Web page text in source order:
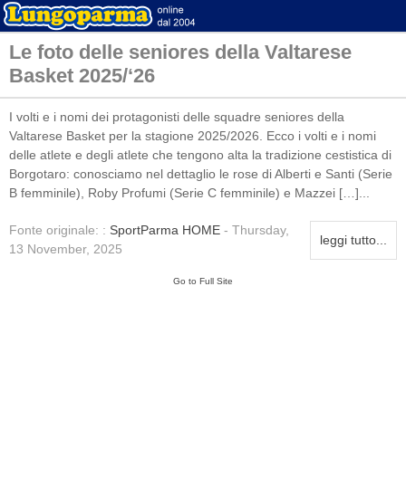
Le foto delle seniores della Valtarese
Basket 2025/‘26
I volti e i nomi dei protagonisti delle squadre seniores della
Valtarese Basket per la stagione 2025/2026. Ecco i volti e i nomi
delle atlete e degli atlete che tengono alta la tradizione cestistica di
Borgotaro: conosciamo nel dettaglio le rose di Alberti e Santi (Serie
B femminile), Roby Profumi (Serie C femminile) e Mazzei […]...
leggi tutto...
Fonte originale: : SportParma HOME - Thursday,
13 November, 2025
Go to Full Site